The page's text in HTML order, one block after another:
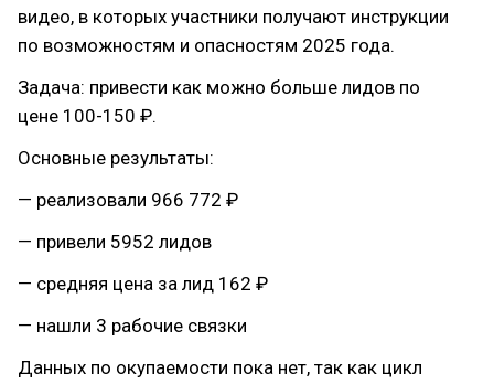
видео, в которых участники получают инструкции
по возможностям и опасностям 2025 года.
Задача: привести как можно больше лидов по
цене 100-150 ₽.
Основные результаты:
— реализовали 966 772 ₽
— привели 5952 лидов
— средняя цена за лид 162 ₽
— нашли 3 рабочие связки
Данных по окупаемости пока нет, так как цикл